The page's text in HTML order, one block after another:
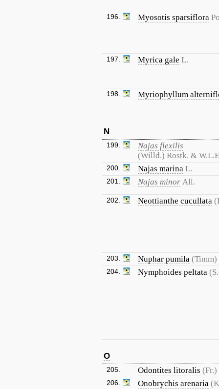
196. Myosotis sparsiflora
197. Myrica gale L.
198. Myriophyllum
N
199.
Najas flexilis
(Willd.) Rostk. &
200. Najas marina L.
201. Najas minor All.
202. Neottianthe cucullata
203. Nuphar pumila (Timm)
204. Nymphoides peltata
O
205. Odontites litoralis (Fr.)
206. Onobrychis arenaria